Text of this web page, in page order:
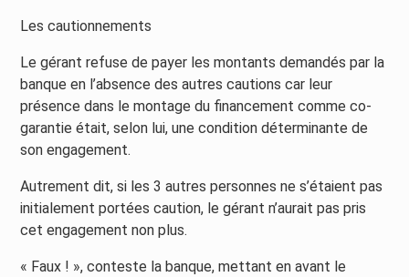
Les cautionnements
Le gérant refuse de payer les montants demandés par la
banque en l’absence des autres cautions car leur
présence dans le montage du financement comme co-
garantie était, selon lui, une condition déterminante de
son engagement.
Autrement dit, si les 3 autres personnes ne s’étaient pas
initialement portées caution, le gérant n’aurait pas pris
cet engagement non plus.
« Faux ! », conteste la banque, mettant en avant le